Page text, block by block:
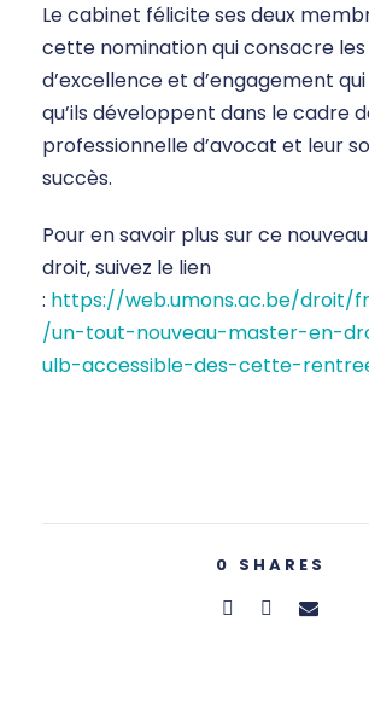
Le cabinet félicite ses deux
cette nomination qui consacre les
d’excellence et d’engagement
qu’ils développent dans le cadre
professionnelle d’avocat et leur
succès.
Pour en savoir plus sur ce
droit, suivez le lien
: https://web.umons.ac.be/droit/
/un-tout-nouveau-master-en-
ulb-accessible-des-cette-
0 SHARES